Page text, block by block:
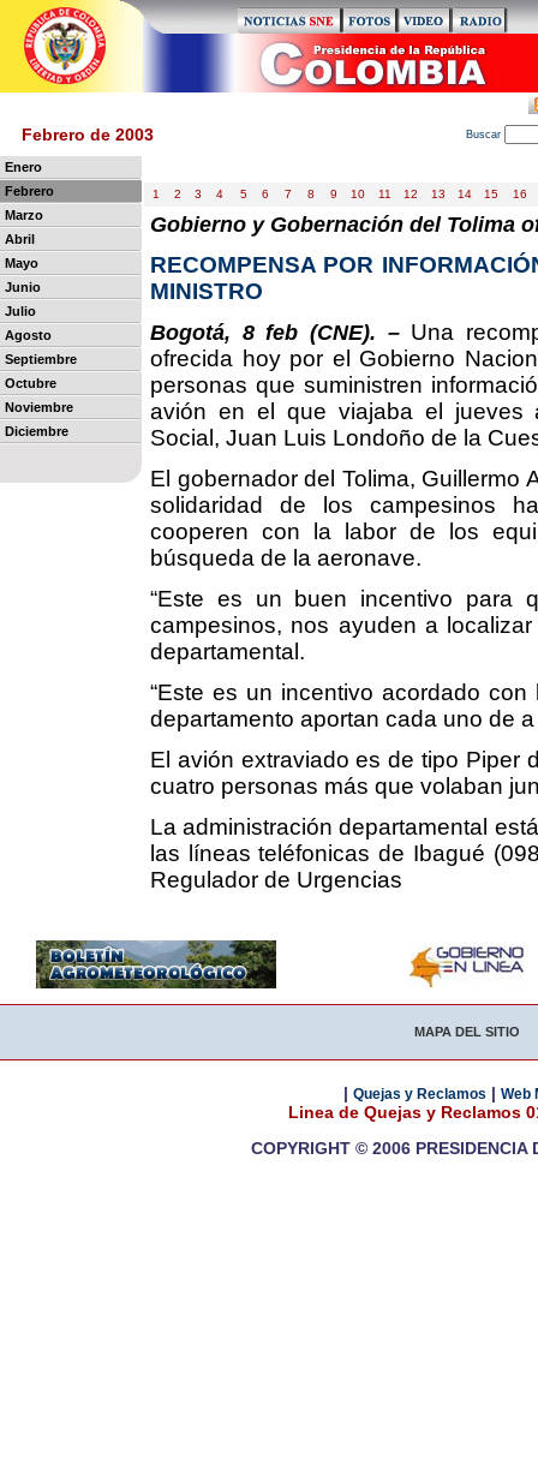
Febrero de 2003 Buscar
Enero
Febrero
Marzo
Abril
Mayo
Junio
Julio
Agosto
Septiembre
Octubre
Noviembre
Diciembre
1 2 3 4 5 6 7 8 9 10 11 12 13 14 15 16
Gobierno y Gobernación del Tolima
RECOMPENSA POR
MINISTRO
Bogotá, 8 feb (CNE). – Una
ofrecida hoy por el Gobierno
personas que suministren
avión en el que viajaba el jueves
Social, Juan Luis Londoño de la
El gobernador del Tolima, Guillermo
solidaridad de los campesinos
cooperen con la labor de los
búsqueda de la aeronave.
“Este es un buen incentivo para
campesinos, nos ayuden a
departamental.
“Este es un incentivo acordado
departamento aportan cada uno de
El avión extraviado es de tipo Piper
cuatro personas más que volaban
La administración departamental
las líneas teléfonicas de Ibagué
Regulador de Urgencias
MAPA DEL SITIO
| Quejas y Reclamos | Web
Linea de Quejas y Reclamos
COPYRIGHT © 2006 PRESIDENCIA